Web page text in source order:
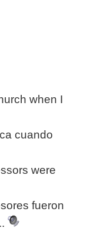
when I
cuando
were
fueron